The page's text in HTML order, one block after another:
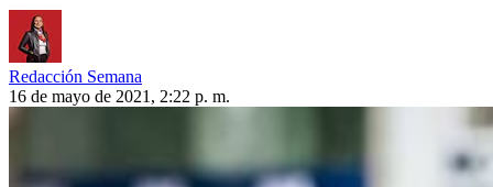
Redacción Semana
16 de mayo de 2021, 2:22 p. m.